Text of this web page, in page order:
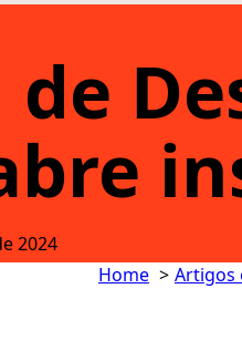
de
2024
Home
Artigos